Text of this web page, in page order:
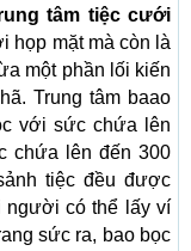
tâm tiệc cưới
họp mặt mà còn là
một phần lối kiến
Trung tâm baao
với sức chứa lên
chứa lên đến 300
tiệc đều được
người có thể lấy ví
sức ra, bao bọc